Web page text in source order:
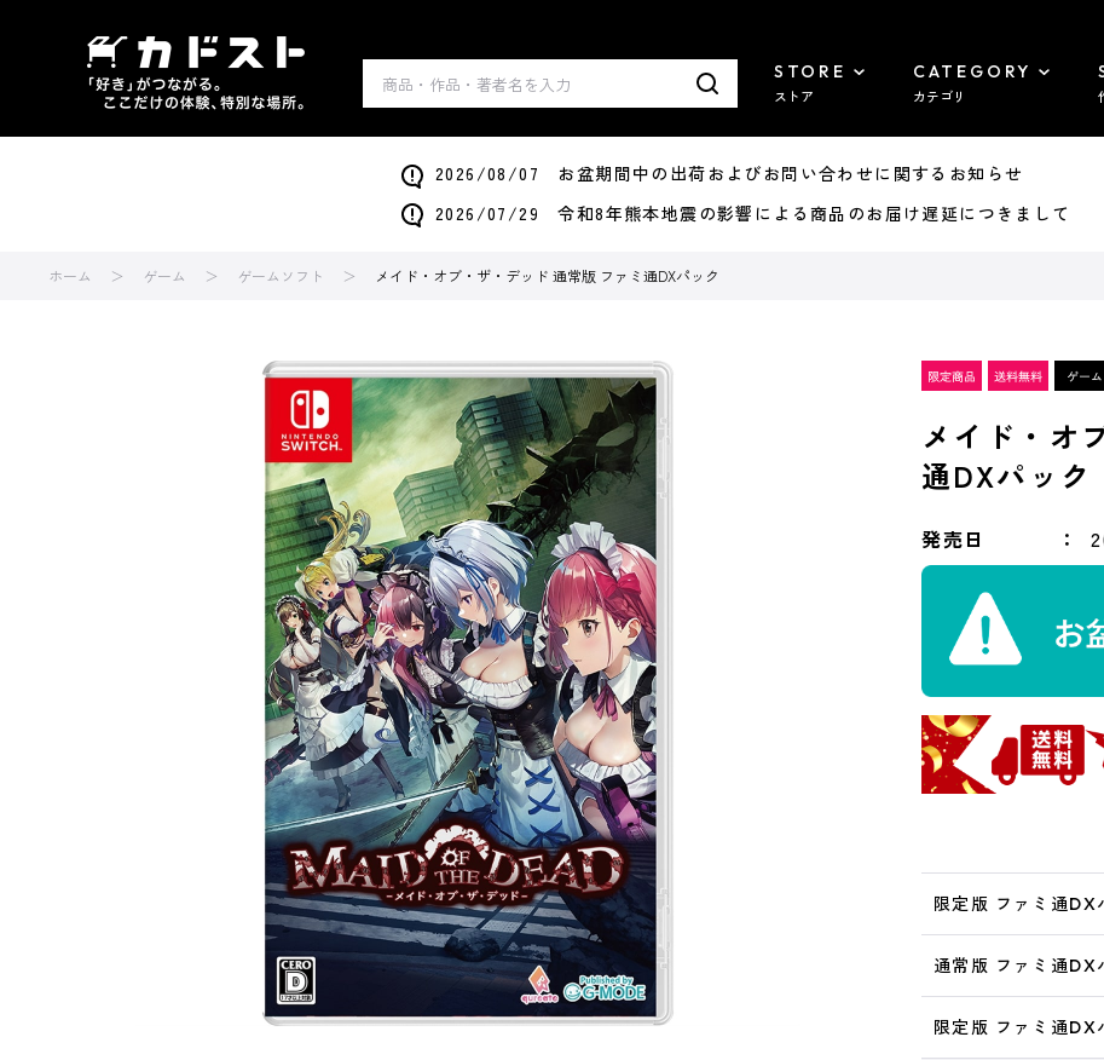
STORE
ストア
CATEGORY
カテゴリ
2026/08/07 お盆期間中の出荷およびお問い合わせに関するお知らせ
2026/07/29 令和8年熊本地震の影響による商品のお届け遅延につきまして
ホーム ゲーム ゲームソフト メイド・オブ・ザ・デッド 通常版 ファミ通DXパック
メイド・オ
通DXパック
発売日
限定版 ファミ通DX
通常版 ファミ通DX
限定版 ファミ通DX